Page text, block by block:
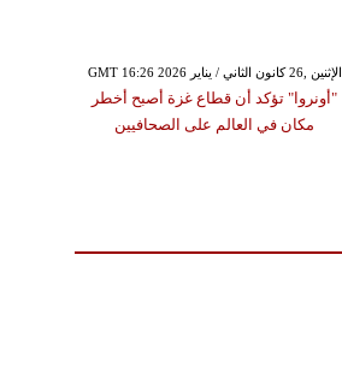
GMT 16:26 2026 الإثنين ,26 كانون الثاني / يناير
"أونروا" تؤكد أن قطاع غزة أصبح أخطر
مكان في العالم على الصحافيين